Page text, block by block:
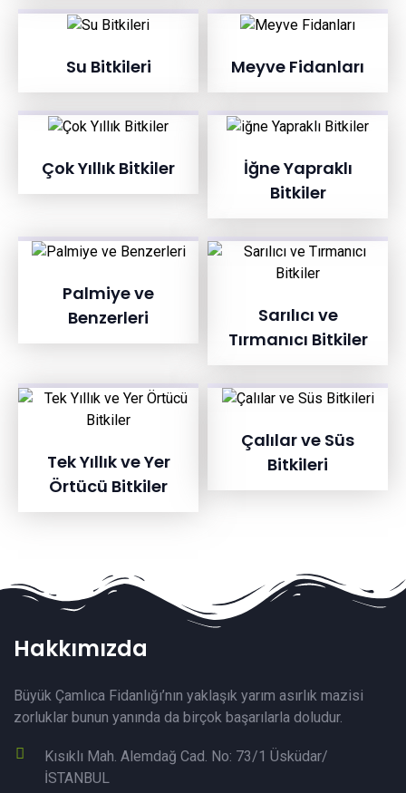
Su Bitkileri Meyve Fidanları
Çok Yıllık Bitkiler
İğne Yapraklı
Bitkiler
Palmiye ve
Benzerleri
Sarılıcı ve
Tırmanıcı Bitkiler
Tek Yıllık ve Yer
Örtücü Bitkiler
Çalılar ve Süs
Bitkileri
Hakkımızda
Büyük Çamlıca Fidanlığı’nın yaklaşık yarım asırlık mazisi
zorluklar bunun yanında da birçok başarılarla doludur.
Kısıklı Mah. Alemdağ Cad. No: 73/1 Üsküdar/
İSTANBUL